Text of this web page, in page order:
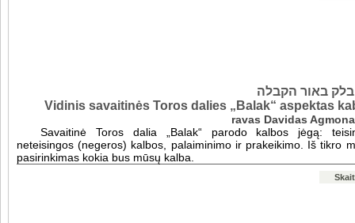
באור הקבלה
Vidinis savaitinės Toros dalies „Balak“ aspektas
Savaitinė Toros dalia „Balak“ parodo kalbos jėgą:
neteisingos (negeros) kalbos, palaiminimo ir prakeikimo. Iš tikro
pasirinkimas kokia bus mūsų kalba.